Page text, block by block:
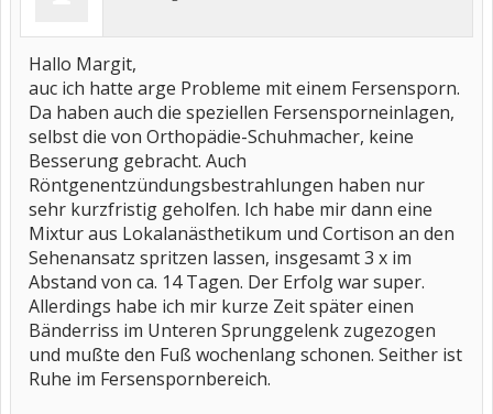
Hallo Margit,
auc ich hatte arge Probleme mit einem Fersensporn.
Da haben auch die speziellen Fersensporneinlagen,
selbst die von Orthopädie-Schuhmacher, keine
Besserung gebracht. Auch
Röntgenentzündungsbestrahlungen haben nur
sehr kurzfristig geholfen. Ich habe mir dann eine
Mixtur aus Lokalanästhetikum und Cortison an den
Sehenansatz spritzen lassen, insgesamt 3 x im
Abstand von ca. 14 Tagen. Der Erfolg war super.
Allerdings habe ich mir kurze Zeit später einen
Bänderriss im Unteren Sprunggelenk zugezogen
und mußte den Fuß wochenlang schonen. Seither ist
Ruhe im Fersenspornbereich.